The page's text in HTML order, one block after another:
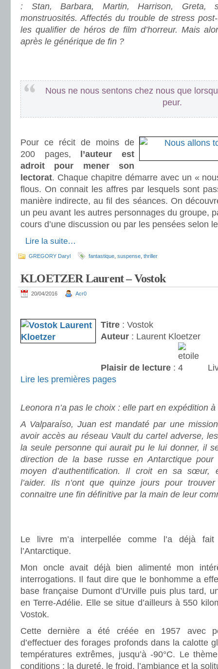
: Stan, Barbara, Martin, Harrison, Greta,
monstruosités. Affectés du trouble de stress
les qualifier de héros de film d’horreur. Mais
après le générique de fin ?
Nous ne nous sentons chez nous que
peur.
Pour ce récit de moins de
200 pages,
l’auteur est
adroit pour mener son
lectorat. Chaque chapitre démarre avec un «
flous. On connait les affres par lesquels sont
manière indirecte, au fil des séances. On
un peu avant les autres personnages du groupe,
cours d’une discussion ou par les pensées selon
Lire la suite…
GREGORY Daryl fantastique suspense thriller
KLOETZER Laurent – Vostok
20/04/2016 Acr0
Titre : Vostok
Auteur : Laurent Kloetzer
Plaisir de lecture :
Lire les premières pages
Leonora n’a pas le choix : elle part en expédition à
A Valparaíso, Juan est mandaté par une
avoir accès au réseau Vault du cartel adverse,
la seule personne qui aurait pu le lui donner, il
direction de la base russe en Antarctique
moyen d’authentification. Il croit en sa sœur,
l’aider. Ils n’ont que quinze jours pour
connaitre une fin définitive par la main de leur
Le livre m’a interpellée comme l’a déjà fait
l’Antarctique.
Mon oncle avait déjà bien alimenté mon
interrogations. Il faut dire que le bonhomme a
base française Dumont d’Urville puis plus tard,
en Terre-Adélie. Elle se situe d’ailleurs à 550
Vostok.
Cette dernière a été créée en 1957 avec
d’effectuer des forages profonds dans la calotte
températures extrêmes, jusqu’à -90°C. Le
conditions : la dureté, le froid, l’ambiance et la